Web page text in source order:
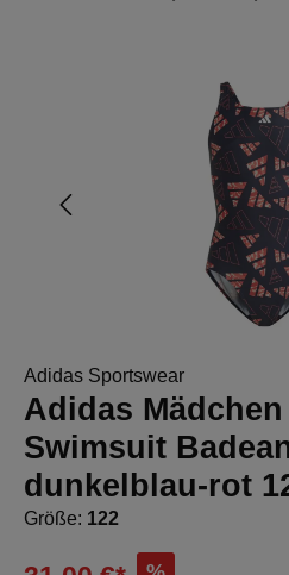
Bildergalerie überspringen
Adidas Sportswear
Adidas
Swimsuit
dunkelblau-rot
Größe: 122